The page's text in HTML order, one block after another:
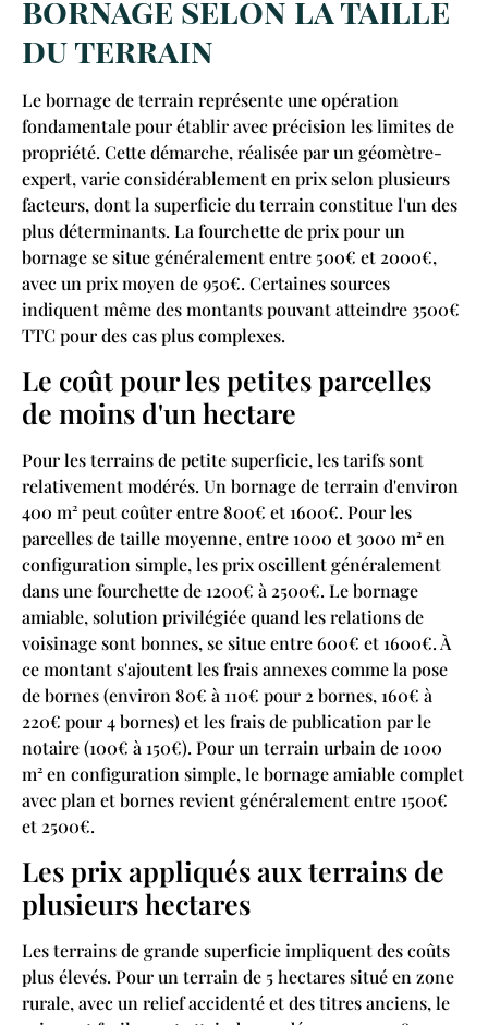
bornage selon la taille
du terrain
Le bornage de terrain représente une opération
fondamentale pour établir avec précision les limites de
propriété. Cette démarche, réalisée par un géomètre-
expert, varie considérablement en prix selon plusieurs
facteurs, dont la superficie du terrain constitue l'un des
plus déterminants. La fourchette de prix pour un
bornage se situe généralement entre 500€ et 2000€,
avec un prix moyen de 950€. Certaines sources
indiquent même des montants pouvant atteindre 3500€
TTC pour des cas plus complexes.
Le coût pour les petites parcelles
de moins d'un hectare
Pour les terrains de petite superficie, les tarifs sont
relativement modérés. Un bornage de terrain d'environ
400 m² peut coûter entre 800€ et 1600€. Pour les
parcelles de taille moyenne, entre 1000 et 3000 m² en
configuration simple, les prix oscillent généralement
dans une fourchette de 1200€ à 2500€. Le bornage
amiable, solution privilégiée quand les relations de
voisinage sont bonnes, se situe entre 600€ et 1600€. À
ce montant s'ajoutent les frais annexes comme la pose
de bornes (environ 80€ à 110€ pour 2 bornes, 160€ à
220€ pour 4 bornes) et les frais de publication par le
notaire (100€ à 150€). Pour un terrain urbain de 1000
m² en configuration simple, le bornage amiable complet
avec plan et bornes revient généralement entre 1500€
et 2500€.
Les prix appliqués aux terrains de
plusieurs hectares
Les terrains de grande superficie impliquent des coûts
plus élevés. Pour un terrain de 5 hectares situé en zone
rurale, avec un relief accidenté et des titres anciens, le